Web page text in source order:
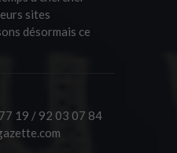
sites
désormais ce
19 / 92 03 07 84